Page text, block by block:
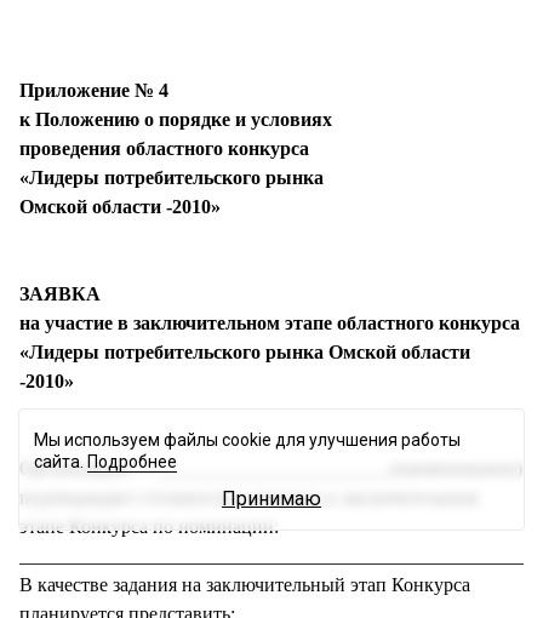
Приложение № 4
к Положению о порядке и условиях
проведения областного конкурса
«Лидеры потребительского рынка
Омской области -2010»
ЗАЯВКА
на участие в заключительном этапе областного конкурса
«Лидеры потребительского рынка Омской области
-2010»
Организация — ________________________(наименование)
подтверждает готовность к участию в заключительном
этапе Конкурса по номинации:
В качестве задания на заключительный этап Конкурса
планируется представить:
Мы используем файлы cookie для улучшения работы
сайта. Подробнее
Принимаю